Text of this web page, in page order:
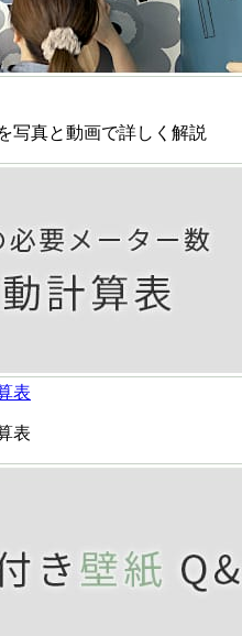
写真と動画で詳しく解説
表
表